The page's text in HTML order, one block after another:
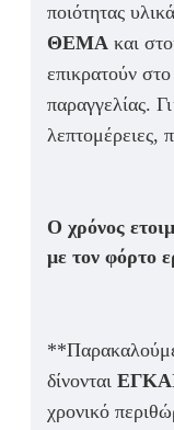
ποιότητας
ΘΕΜΑ και
επικρατούν
παραγγελίας.
λεπτομέρειες,
Ο χρόνος
με τον φόρτο
δίνονται
χρονικό